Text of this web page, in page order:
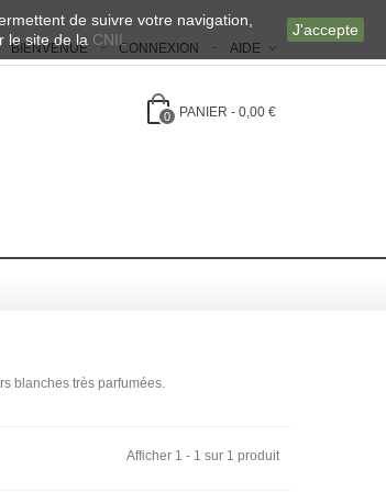
de suivre votre navigation,
le site de la CNIL
J'accepte
AIDE
CONNEXION
BIENVENUE
0 PANIER - 0,00 €
blanches très parfumées.
Afficher 1 - 1 sur 1 produit